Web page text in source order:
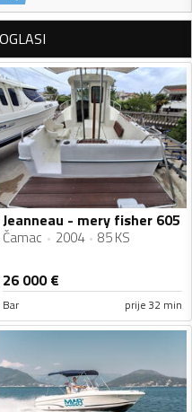
Jeanneau - mery fisher 605
Čamac 2004 85 KS
26 000€
Bar prije 32 min